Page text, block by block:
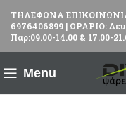
ΤΗΛΕΦΩΝΑ
6976406899 | ΩΡΑΡΙΟ:
Παρ:09.00-14.00 & 17.00-
Menu